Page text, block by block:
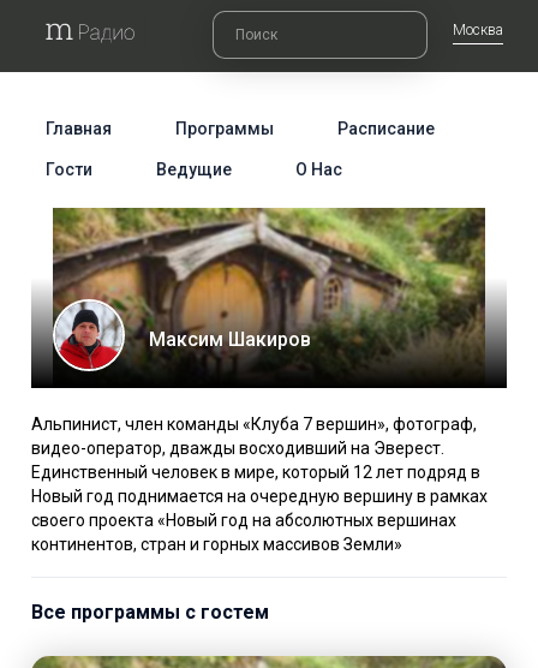
Москва
Главная Программы Расписание
Гости Ведущие О Нас
Максим Шакиров
Альпинист, член команды «Клуба 7 вершин», фотограф,
видео-оператор, дважды восходивший на Эверест.
Единственный человек в мире, который 12 лет подряд в
Новый год поднимается на очередную вершину в рамках
своего проекта «Новый год на абсолютных вершинах
континентов, стран и горных массивов Земли»
Все программы с гостем